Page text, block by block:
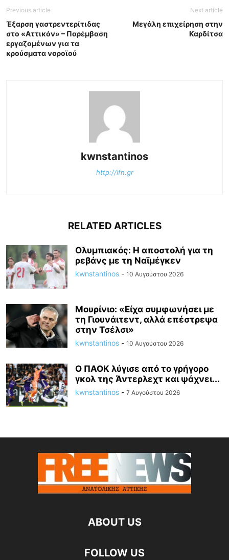
Previous article
Έξαρση γαστρεντερίτιδας
στο «Αττικόν» – Παρέμβαση
εργαζομένων για τα
κρούσματα νοροϊού
Next article
Μεγάλη επιχείρηση στην
Καρδίτσα
kwnstantinos
http://ifn.gr
RELATED ARTICLES
Ολυμπιακός: Η αποστολή για τη
ρεβάνς με τη Ναϊμέγκεν
kwnstantinos - 10 Αυγούστου 2026
Mουρίνιο: «Είχα συμφωνήσει με
τη Γιουνάιτεντ, αλλά επέστρεψα
στην Τσέλσι»
kwnstantinos - 10 Αυγούστου 2026
Ο ΠΑΟΚ λύγισε από το γρήγορο
γκολ της Άντερλεχτ και ψάχνει...
kwnstantinos - 7 Αυγούστου 2026
ABOUT US
FOLLOW US